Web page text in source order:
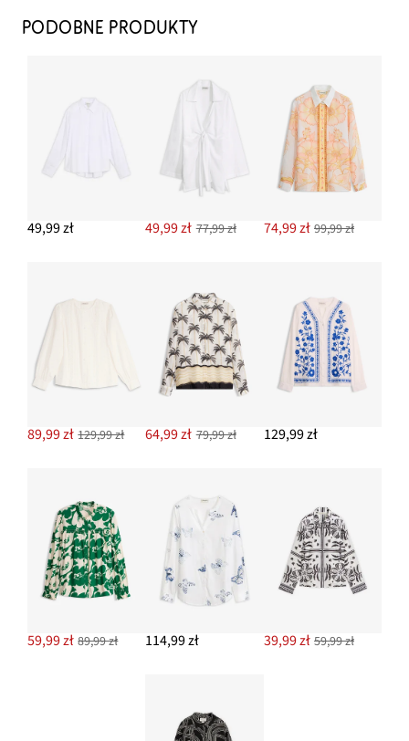
PODOBNE PRODUKTY
49,99 zł 49,99 zł 77,99 zł 74,99 zł 99,99 zł
89,99 zł 129,99 zł 64,99 zł 79,99 zł 129,99 zł
59,99 zł 89,99 zł 114,99 zł 39,99 zł 59,99 zł